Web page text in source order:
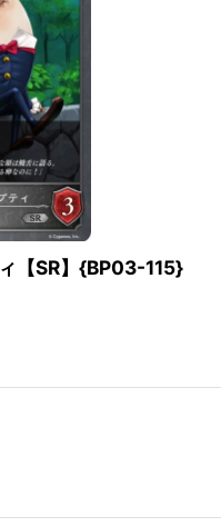
【SR】{BP03-115}